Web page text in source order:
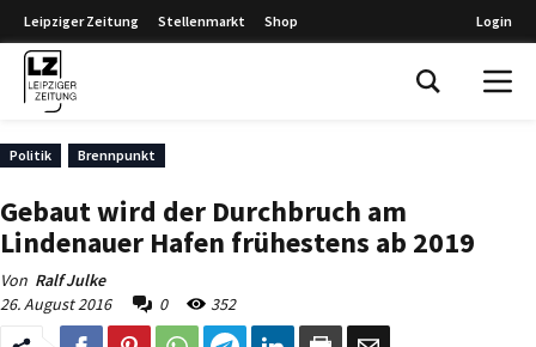
Leipziger Zeitung Stellenmarkt Shop Login
Politik Brennpunkt
Gebaut wird der Durchbruch am
Lindenauer Hafen frühestens ab 2019
Von Ralf Julke
26. August 2016
0 352